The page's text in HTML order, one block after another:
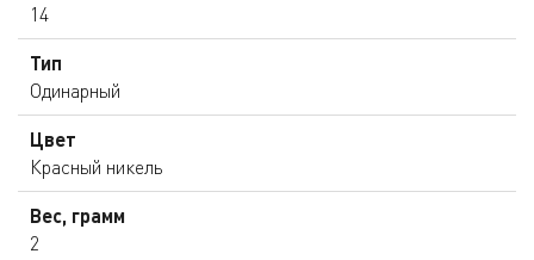
14
Тип
Одинарный
Цвет
Красный никель
Вес, грамм
2